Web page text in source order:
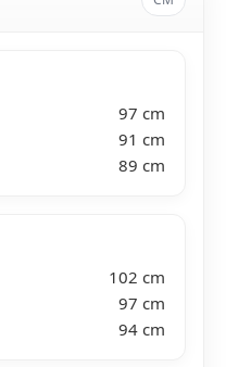
97 cm
91 cm
89 cm
102 cm
97 cm
94 cm